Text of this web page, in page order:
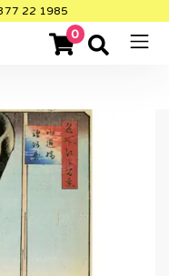
22 1985
0